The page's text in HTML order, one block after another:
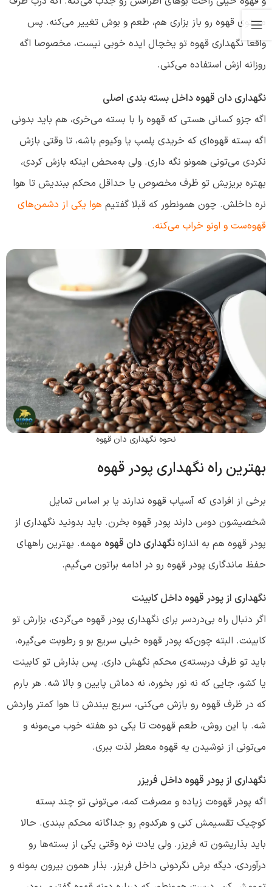
محتوی قهوه رو باز بزاری هم، طعم و بوش تغییر می‌کنه. پس
واقعا نگهداری قهوه تو یخچال ایده خوبی نیست، مخصوصا اگه
روزانه ازش استفاده می‌کنی.
نگهداری دان قهوه داخل بسته بندی اصلی
اگه جزو کسانی هستی که قهوه را با بسته می‌خری، هم باید بدونی
اگه بسته قهوه‌ای که خریدی پلمپ یا وکیوم باشه، تا وقتی بازش
نکردی می‌تونی همونو نگه داری. ولی به‌محض اینکه بازش کردی،
بهتره بریزیش تو ظرف مخصوص یا حداقل محکم ببندیش تا هوا
نره داخلش. چون همونطور که قبلا گفتیم هوا یکی از دشمن‌های
قهوه‌ست و اونو خراب می‌کنه.
نحوه نگهداری دان قهوه
بهترین راه نگهداری پودر قهوه
برخی از افرادی که آسیاب قهوه ندارند یا بر اساس تمایل
شخصیشون دوس دارند پودر قهوه بخرن. باید بدونید نگهداری از
پودر قهوه هم به اندازهنگهداری دان قهوه مهمه. بهترین راههای
حفظ ماندگاری پودر قهوه رو در ادامه براتون می‌گیم.
نگهداری از پودر قهوه داخل کابینت
اگر دنبال راه بی‌دردسر برای نگهداری پودر قهوه می‌گردی، بزارش تو
کابینت. البته چون‌که پودر قهوه خیلی سریع بو و رطوبت می‌گیره،
باید تو ظرف دربسته‌ی محکم نگهش داری. پس بذارش تو کابینت
یا کشو، جایی که نه نور بخوره، نه دماش پایین و بالا شه. هر بارم
که در ظرف قهوه رو بازش می‌کنی، سریع ببندش تا هوا کمتر واردش
شه. با این روش، طعم قهوه‌ت تا یکی دو هفته خوب می‌مونه و
می‌تونی از نوشیدن یه قهوه معطر لذت ببری.
نگهداری از پودر قهوه داخل فریزر
اگه پودر قهوه‌ت زیاده و مصرفت کمه، می‌تونی تو چند بسته
کوچیک تقسیمش کنی و هرکدوم رو جداگانه محکم ببندی. حالا
باید بذاریشون ته فریزر. ولی یادت نره وقتی یکی از بسته‌ها رو
درآوردی، دیگه برش نگردونی داخل فریزر. بذار همون بیرون بمونه و